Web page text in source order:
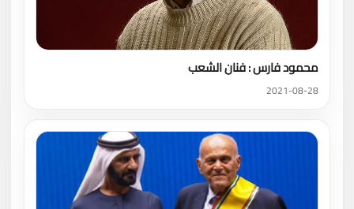
محمود فارس : فنان الشعب
2021-08-28